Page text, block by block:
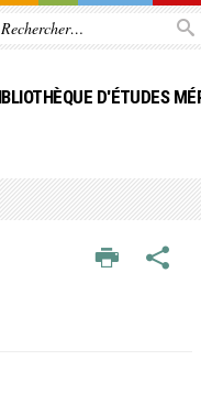
D'ÉTUDES